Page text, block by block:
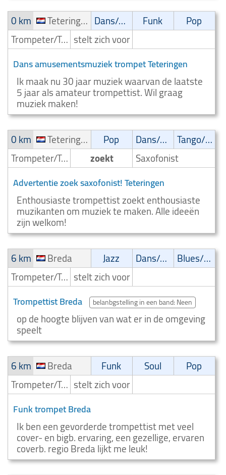
0 km
Teteringen Dans/Amusementsmuziek Funk
Pop
Trompeter/Trompettist stelt zich voor
Dans amusementsmuziek trompet Teteringen
Ik maak nu 30 jaar muziek waarvan de laatste
5 jaar als amateur trompettist. Wil graag
muziek maken!
0 km
Teteringen Pop Dans/Amusementsmuziek
Tango/Samba
Trompeter/Trompettist
zoekt Saxofonist
Advertentie zoek saxofonist! Teteringen
Enthousiaste trompettist zoekt enthousiaste
muzikanten om muziek te maken. Alle ideeën
zijn welkom!
6 km
Breda Jazz Dans/Amusementsmuziek
Blues/Swing
Trompeter/Trompettist stelt zich voor
Trompettist Breda belanbgstelling in een band: Neen
op de hoogte blijven van wat er in de omgeving
speelt
6 km
Breda Funk Soul
Pop
Trompeter/Trompettist stelt zich voor
Funk trompet Breda
Ik ben een gevorderde trompettist met veel
cover- en bigb. ervaring, een gezellige, ervaren
coverb. regio Breda lijkt me leuk!